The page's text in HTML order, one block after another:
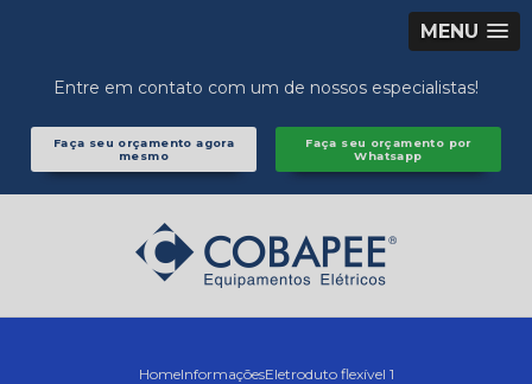
MENU
Entre em contato com um de nossos especialistas!
Faça seu orçamento agora
mesmo
Faça seu orçamento por
Whatsapp
HomeInformaçõesEletroduto flexível 1